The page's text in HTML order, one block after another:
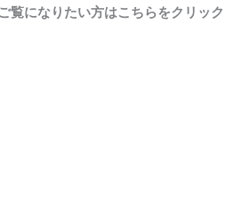
覧になりたい方はこちらをクリック